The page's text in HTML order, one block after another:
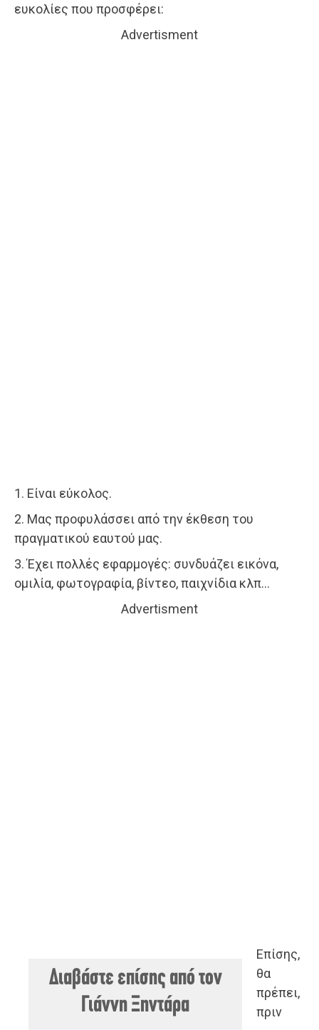
ευκολίες που προσφέρει:
Advertisment
1. Είναι εύκολος.
2. Μας προφυλάσσει από την έκθεση του
πραγματικού εαυτού μας.
3. Έχει πολλές εφαρμογές: συνδυάζει εικόνα,
ομιλία, φωτογραφία, βίντεο, παιχνίδια κλπ…
Advertisment
Διαβάστε επίσης από τον
Γιάννη Ξηντάρα
Επίσης,
θα
πρέπει,
πριν